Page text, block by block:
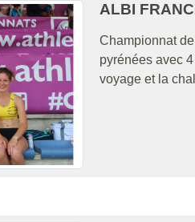
ALBI
Championnat
pyrénées avec
voyage et la